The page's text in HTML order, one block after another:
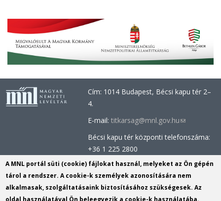
Cím: 1014 Budapest, Bécsi kapu tér 2–
4.
E-mail:titkarsag@mnl.gov.hu(link
sends
mail)
Bécsi kapu tér központi telefonszáma:
+36 1 225 2800
Óbudai épület központi telefonszáma:
+36 1 437 0660
Információs Iroda (Kutatószolgálat):
A MNL portál süti (cookie) fájlokat használ, melyeket az Ön gépén
tárol a rendszer. A cookie-k személyek azonosítására nem
alkalmasak, szolgáltatásaink biztosításához szükségesek. Az
oldal használatával Ön beleegyezik a cookie-k használatába.